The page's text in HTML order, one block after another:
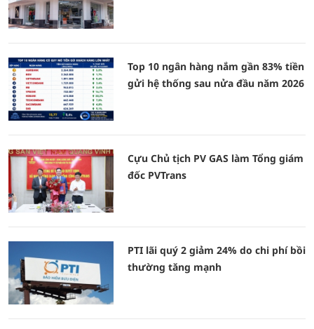
Top 10 ngân hàng nắm gần 83% tiền
gửi hệ thống sau nửa đầu năm 2026
Cựu Chủ tịch PV GAS làm Tổng giám
đốc PVTrans
PTI lãi quý 2 giảm 24% do chi phí bồi
thường tăng mạnh